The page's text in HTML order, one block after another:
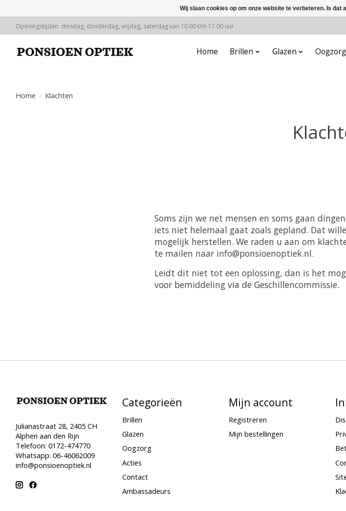
Openingstijden: dinsdag, donderdag, vrijdag, zaterdag van 10.00 t/m 17.00 uur
Home Brillen Glazen Oogzorg
Home / Klachten
Soms zijn we net mensen en soms gaan
iets niet helemaal gaat zoals gepland. Dat
mogelijk herstellen. We raden u aan om
te mailen naar info@ponsioenoptiek.nl.
Leidt dit niet tot een oplossing, dan is het
voor bemiddeling via de Geschillencommissie.
Julianastraat 28, 2405 CH
Alphen aan den Rijn
Telefoon: 0172-474770
Whatsapp: 06-46062009
info@ponsioenoptiek.nl
Categorieën
Brillen
Glazen
Oogzorg
Acties
Contact
Ambassadeurs
Mijn account
Registreren
Mijn bestellingen
Wij slaan cookies op om onze website te verbeteren. Is dat